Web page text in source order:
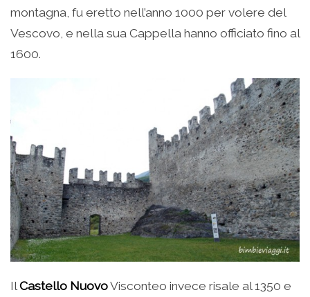
montagna, fu eretto nell’anno 1000 per volere del
Vescovo, e nella sua Cappella hanno officiato fino al
1600.
Il Castello NuovoVisconteo invece risale al 1350 e